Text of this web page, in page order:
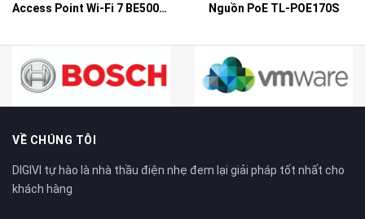
Access Point Wi-Fi 7 BE5000 Gắn Tường – EAP725-Wall
Nguồn PoE TL-POE170S
VỀ CHÚNG TÔI
DIGIVI tự hào là nhà thầu điện nhẹ đem lại giải pháp tốt nhất cho
khách hàng